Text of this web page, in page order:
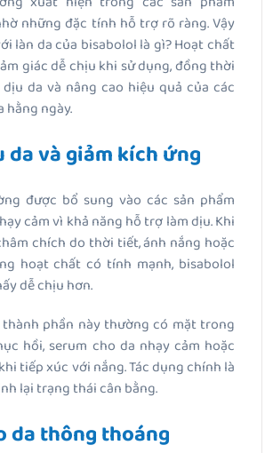
những đặc tính hỗ trợ rõ ràng. Vậy
làn da của bisabolol là gì?Hoạt chất
giác dễ chịu khi sử dụng, đồng thời
da và nâng cao hiệu quả của các
hằng ngày.
da và giảm kích ứng
được bổ sung vào các sản phẩm
cảm vì khả năng hỗ trợ làm dịu. Khi
chích do thời tiết, ánh nắng hoặc
hoạt chất có tính mạnh, bisabolol
dễ chịu hơn.
phần này thường có mặt trong
hồi, serum cho da nhạy cảm hoặc
tiếp xúc với nắng. Tác dụng chính là
lại trạng thái cân bằng.
da thông thoáng